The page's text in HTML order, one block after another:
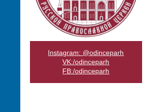
Instagram: @odinceparh
VK:/odinceparh
FB:/odinceparh